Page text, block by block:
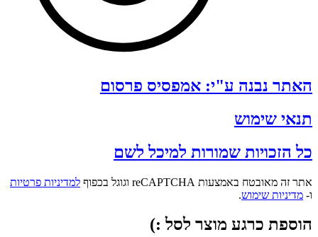
האתר נבנה ע"י: אמפסיס פרסום
תנאי שימוש
כל הזכויות שמורות למיכל לשם
אתר זה מאובטח באמצעות reCAPTCHA וגוגל בכפוף
למדיניות פרטיות
ו- מדיניות שימוש.
הוספת כרגע מוצר לסל :)